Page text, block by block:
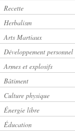
Recette
Herbalism
Arts Martiaux
Développement personnel
Armes et explosifs
Bâtiment
Culture physique
Énergie libre
Éducation